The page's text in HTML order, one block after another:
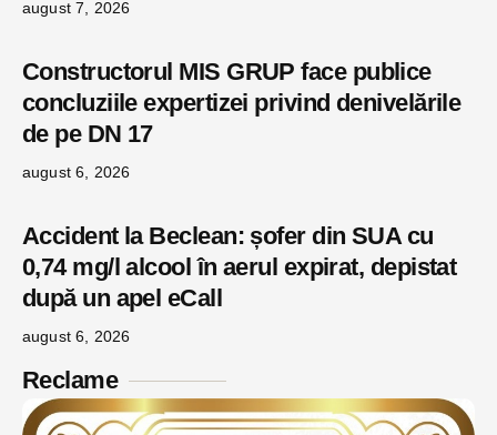
august 7, 2026
Constructorul MIS GRUP face publice
concluziile expertizei privind denivelările
de pe DN 17
august 6, 2026
Accident la Beclean: șofer din SUA cu
0,74 mg/l alcool în aerul expirat, depistat
după un apel eCall
august 6, 2026
Reclame